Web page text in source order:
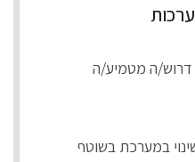
דרוש/ה מטמיע/ה
במערכת בשוטף